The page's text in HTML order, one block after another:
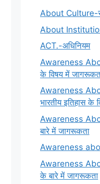
About Culture-
About
ACT.-अधिनियम
Awareness
के विषय में
Awareness
भारतीय इतिहास के
Awareness
बारे में जागरूकता
Awareness
Awareness
के बारे में जागरूकता